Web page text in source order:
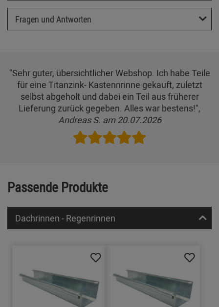
Fragen und Antworten
"Sehr guter, übersichtlicher Webshop. Ich habe Teile
für eine Titanzink- Kastennrinne gekauft, zuletzt
selbst abgeholt und dabei ein Teil aus früherer
Lieferung zurück gegeben. Alles war bestens!",
Andreas S. am 20.07.2026
Passende Produkte
Dachrinnen - Regenrinnen